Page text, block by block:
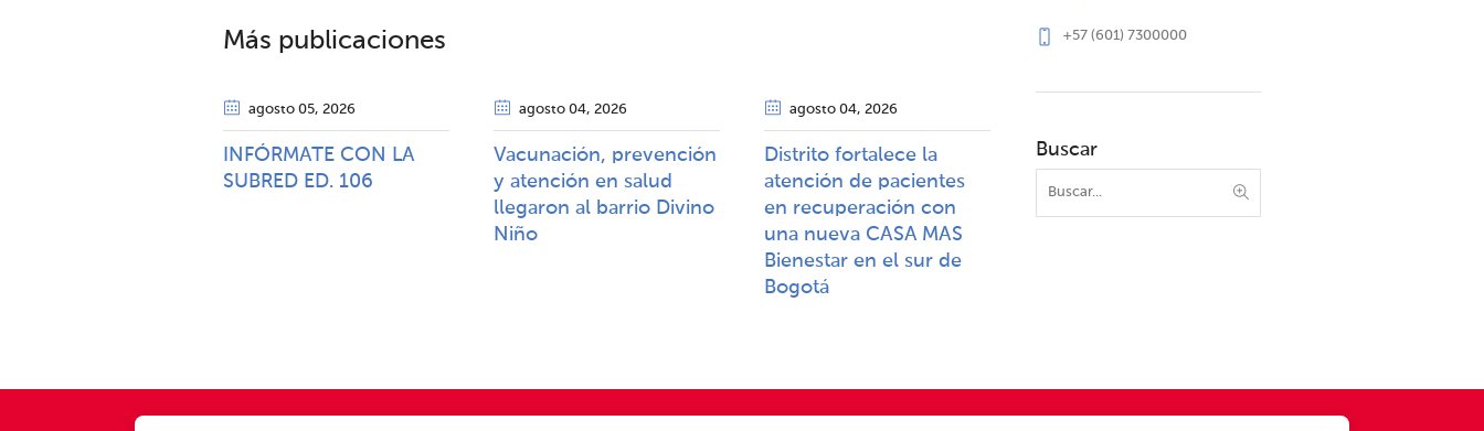
Más publicaciones
agosto 05, 2026
INFÓRMATE CON LA
SUBRED ED. 106
agosto 04, 2026
Vacunación, prevención
y atención en salud
llegaron al barrio Divino
Niño
agosto 04, 2026
Distrito fortalece la
atención de pacientes
en recuperación con
una nueva CASA MAS
Bienestar en el sur de
Bogotá
+57 (601) 7300000
Buscar